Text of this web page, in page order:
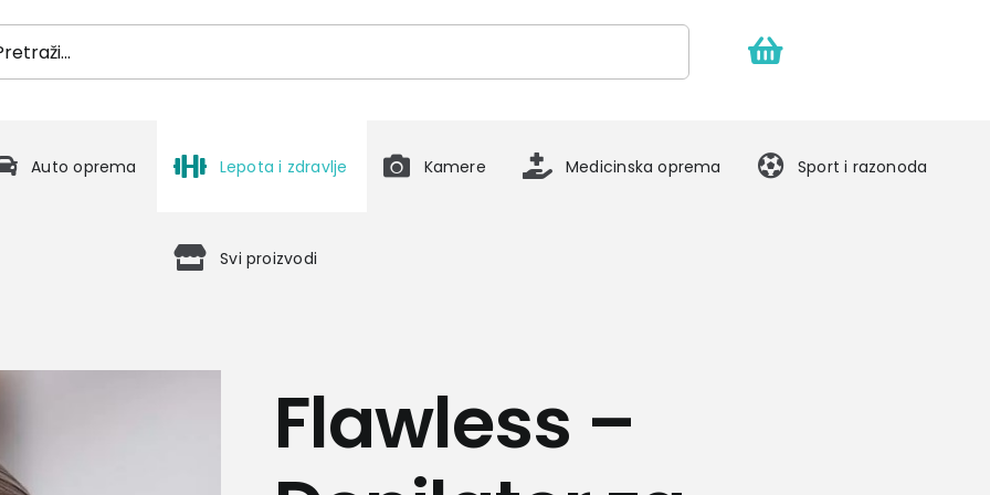
Auto oprema Lepota i zdravlje Kamere Medicinska oprema Sport i razonoda
Svi proizvodi
Flawless –